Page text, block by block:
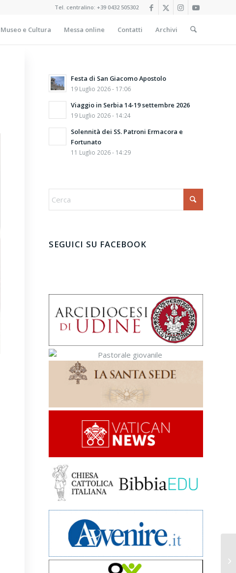
Tel. centralino: +39 0432 505302
Museo e Cultura Messa online Contatti Archivi
Festa di San Giacomo Apostolo
19 Luglio 2026 - 17:06
Viaggio in Serbia 14-19 settembre 2026
19 Luglio 2026 - 14:24
Solennità dei SS. Patroni Ermacora e
Fortunato
11 Luglio 2026 - 14:29
SEGUICI SU FACEBOOK